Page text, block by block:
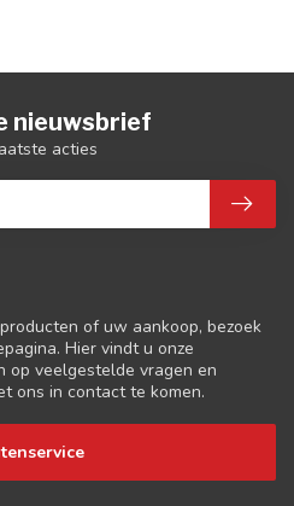
of uw aankoop, bezoek
Hier vindt u onze
op veelgestelde vragen en
ons in contact te komen.
nieuwsbrief
acties